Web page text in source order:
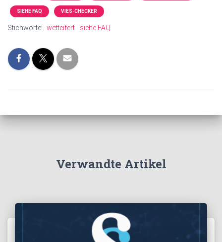
SIEHE FAQ VIES-CHECKER
Stichworte: wetteifert siehe FAQ
Verwandte Artikel